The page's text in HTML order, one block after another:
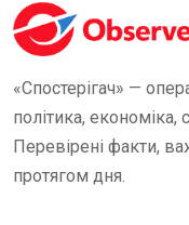
«Спостерігач» —
політика, економіка,
Перевірені факти,
протягом дня.